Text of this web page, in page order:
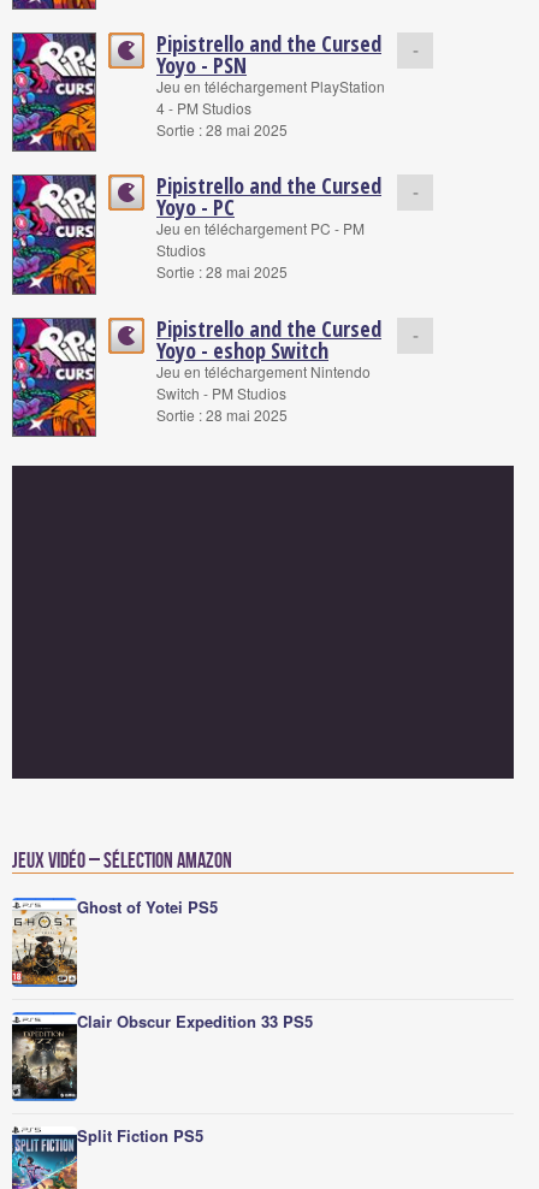
Pipistrello and the Cursed
Yoyo - PSN
Jeu en téléchargement PlayStation
4 - PM Studios
Sortie : 28 mai 2025
-
Pipistrello and the Cursed
Yoyo - PC
Jeu en téléchargement PC - PM
Studios
Sortie : 28 mai 2025
-
Pipistrello and the Cursed
Yoyo - eshop Switch
Jeu en téléchargement Nintendo
Switch - PM Studios
Sortie : 28 mai 2025
-
Jeux vidéo – Sélection Amazon
Ghost of Yotei PS5
Clair Obscur Expedition 33 PS5
Split Fiction PS5